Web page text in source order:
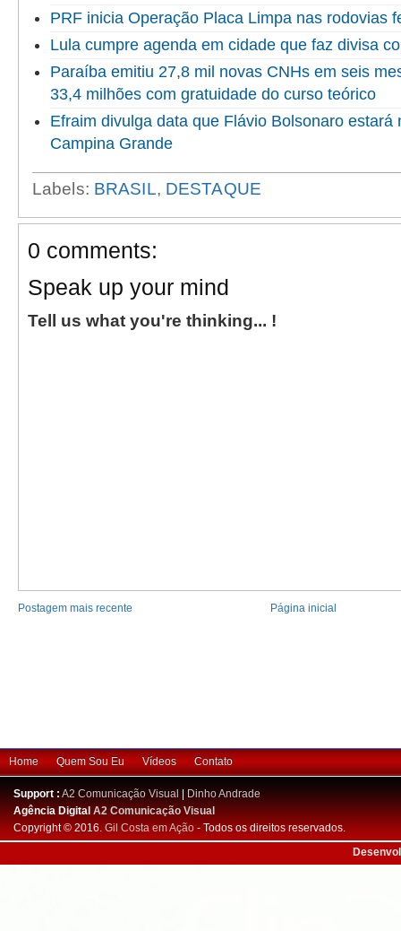
PRF inicia Operação Placa Limpa nas rodovias
Lula cumpre agenda em cidade que faz divisa
Paraíba emitiu 27,8 mil novas CNHs em seis
33,4 milhões com gratuidade do curso teórico
Efraim divulga data que Flávio Bolsonaro estará
Campina Grande
Labels: BRASIL, DESTAQUE
0 comments:
Speak up your mind
Tell us what you're thinking... !
Postagem mais recente Página inicial
Home Quem Sou Eu Vídeos Contato
Support : A2 Comunicação Visual
Dinho Andrade
Agência DigitalA2 Comunicação Visual
Copyright © 2016. Gil Costa em Ação - Todos os direitos reservados.